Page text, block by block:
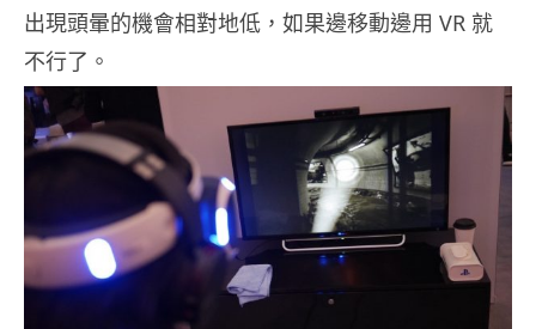
出現頭暈的機會相對地低，如果邊移動邊用 VR 就
不行了。